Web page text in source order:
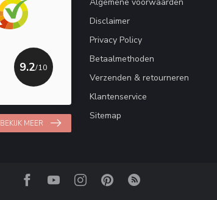
9.2/10
BEKIJK MEER
Disclaimer
Privacy Policy
Betaalmethoden
Verzenden & retourneren
Klantenservice
Sitemap